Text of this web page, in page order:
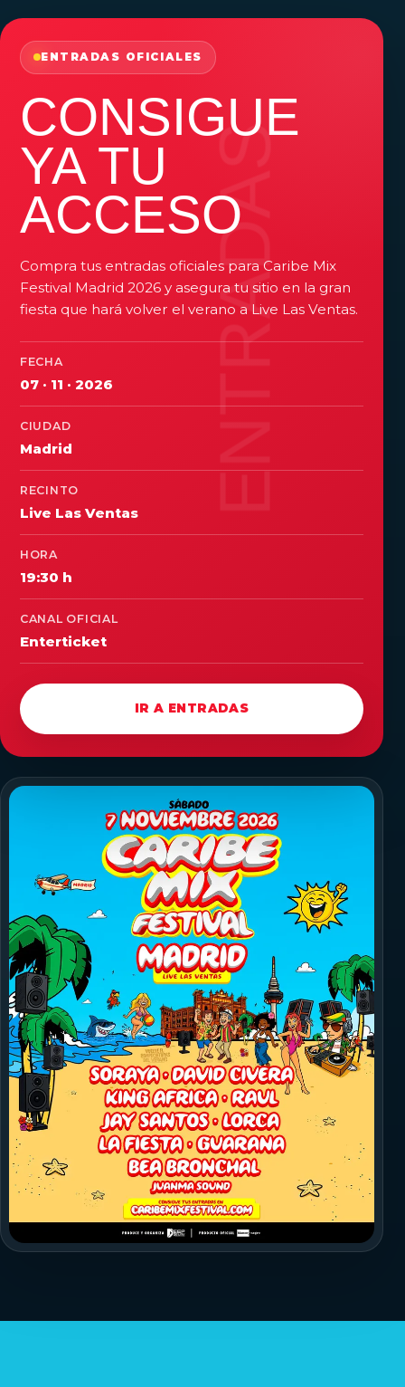
ENTRADAS OFICIALES
CONSIGUE
YA TU
ACCESO
Compra tus entradas oficiales para Caribe Mix
Festival Madrid 2026 y asegura tu sitio en la gran
fiesta que hará volver el verano a Live Las Ventas.
FECHA
07 · 11 · 2026
CIUDAD
Madrid
RECINTO
Live Las Ventas
HORA
19:30 h
CANAL OFICIAL
Enterticket
IR A ENTRADAS